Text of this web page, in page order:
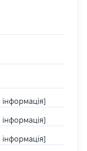
інформація]
інформація]
інформація]